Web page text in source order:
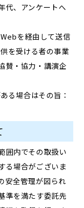
代、アンケートへ
を経由して送信
を受ける者の事業
賛・協力・講演企
る場合はその旨：
囲内でその取扱い
る場合がございま
安全管理が図られ
準を満たす委託先